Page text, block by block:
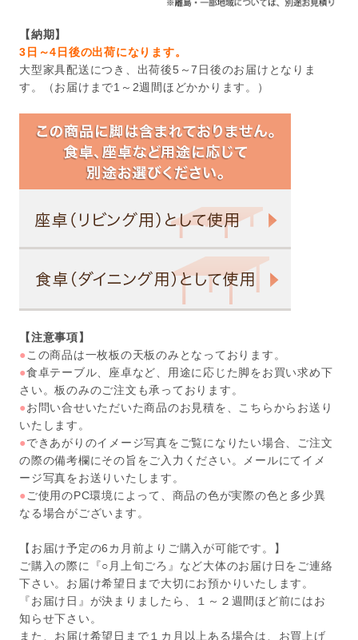
【納期】
3日～4日後の出荷になります。
大型家具配送につき、出荷後5～7日後のお届けとなりま
す。（お届けまで1～2週間ほどかかります。）
【注意事項】
●この商品は一枚板の天板のみとなっております。
●食卓テーブル、座卓など、用途に応じた脚をお買い求め下
さい。板のみのご注文も承っております。
●お問い合せいただいた商品のお見積を、こちらからお送り
いたします。
●できあがりのイメージ写真をご覧になりたい場合、ご注文
の際の備考欄にその旨をご入力ください。メールにてイメ
ージ写真をお送りいたします。
●ご使用のPC環境によって、商品の色が実際の色と多少異
なる場合がございます。
【お届け予定の6カ月前よりご購入が可能です。】
ご購入の際に『○月上旬ごろ』など大体のお届け日をご連絡
下さい。お届け希望日まで大切にお預かりいたします。
『お届け日』が決まりましたら、１～２週間ほど前にはお
知らせ下さい。
また、お届け希望日まで１カ月以上ある場合は、お買上げ